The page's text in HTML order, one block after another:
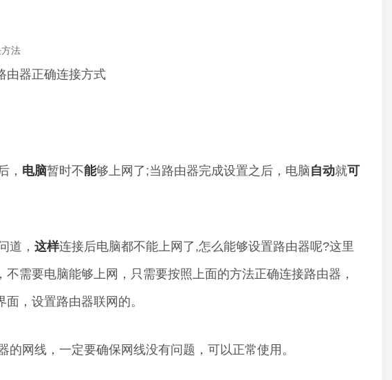
器正确连接方式
， 电脑暂时不能够上网了;当路由器完成设置之后，电脑自动就可
道， 这样连接后电脑都不能上网了,怎么能够设置路由器呢?这里
不需要电脑能够上网，只需要按照上面的方法正确连接路由器，
，设置路由器联网的。
网线，一定要确保网线没有问题，可以正常使用。